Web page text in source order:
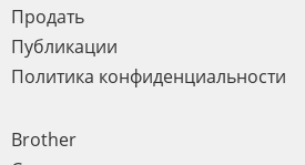
Продать
Публикации
Политика конфиденциальности
Brother